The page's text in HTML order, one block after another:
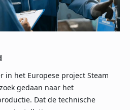
in het Europese project Steam
gedaan naar het
Dat de technische